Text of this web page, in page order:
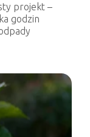
projekt –
godzin